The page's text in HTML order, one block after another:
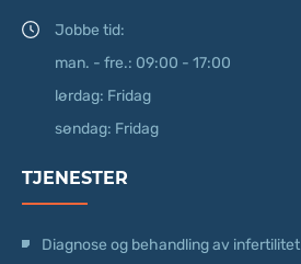
Jobbe tid:
man. - fre.: 09:00 - 17:00
lørdag: Fridag
søndag: Fridag
TJENESTER
Diagnose og behandling av infertilitet